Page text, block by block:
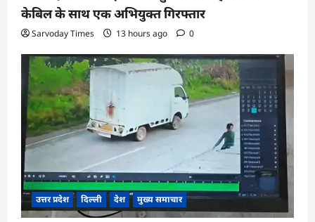
केबिल के साथ एक अभियुक्त गिरफ्तार
Sarvoday Times 13 hours ago 0
उत्तर प्रदेश दिल्ली देश मुख्य समाचार